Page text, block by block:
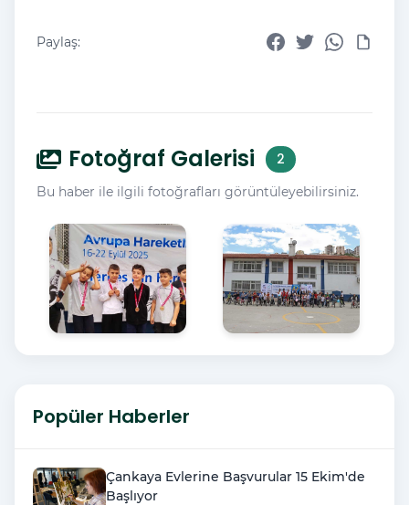
Paylaş:
Fotoğraf Galerisi 2
Bu haber ile ilgili fotoğrafları görüntüleyebilirsiniz.
Popüler Haberler
Çankaya Evlerine Başvurular 15 Ekim'de
Başlıyor